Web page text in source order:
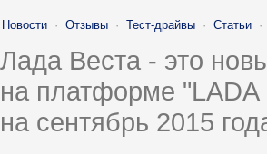
Новости · Отзывы · Тест-драйвы · Статьи ·
Лада Веста - это
на платформе "LADA
на сентябрь 2015